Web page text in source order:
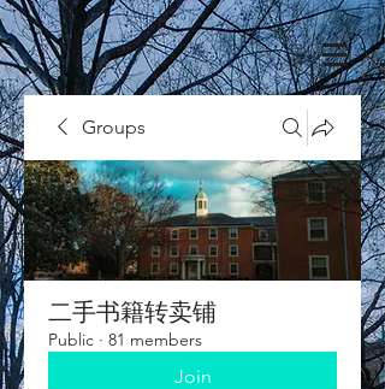
Groups
二手书籍转卖铺
Public · 81 members
Join